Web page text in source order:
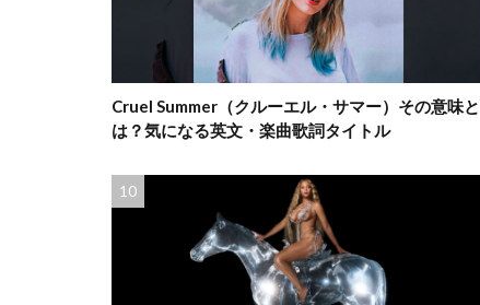
Cruel Summer（クルーエル・サマー）その意味と
は？気になる英文・楽曲歌詞タイトル